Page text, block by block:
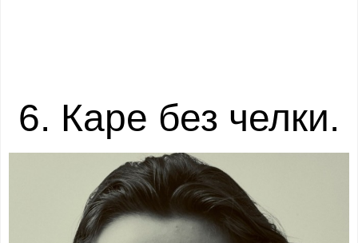
6. Каре без челки.